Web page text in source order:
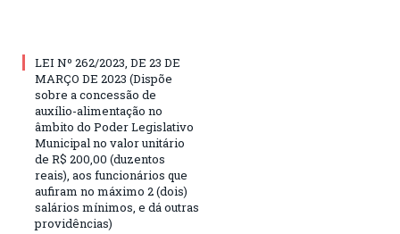
LEI Nº 262/2023, DE 23 DE
MARÇO DE 2023 (Dispõe
sobre a concessão de
auxílio-alimentação no
âmbito do Poder Legislativo
Municipal no valor unitário
de R$ 200,00 (duzentos
reais), aos funcionários que
aufiram no máximo 2 (dois)
salários mínimos, e dá outras
providências)